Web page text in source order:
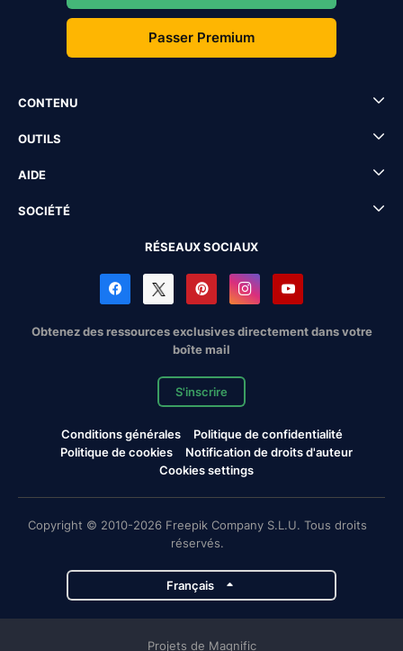
Passer Premium
CONTENU
OUTILS
AIDE
SOCIÉTÉ
RÉSEAUX SOCIAUX
Obtenez des ressources exclusives directement dans votre
boîte mail
S'inscrire
Conditions générales
Politique de confidentialité
Politique de cookies
Notification de droits d'auteur
Cookies settings
Copyright © 2010-2026 Freepik Company S.L.U. Tous droits
réservés.
Français
Projets de Magnific